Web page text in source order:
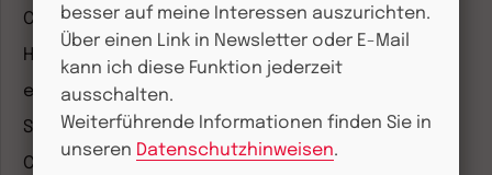
CHRIST IN DER GEGENWART
Herder Korrespondenz
einfach leben
Stimmen der Zeit
COMMUNIO
besser auf meine Interessen auszurichten.
Über einen Link in Newsletter oder E-Mail
kann ich diese Funktion jederzeit
ausschalten.
Weiterführende Informationen finden Sie in
unseren Datenschutzhinweisen.